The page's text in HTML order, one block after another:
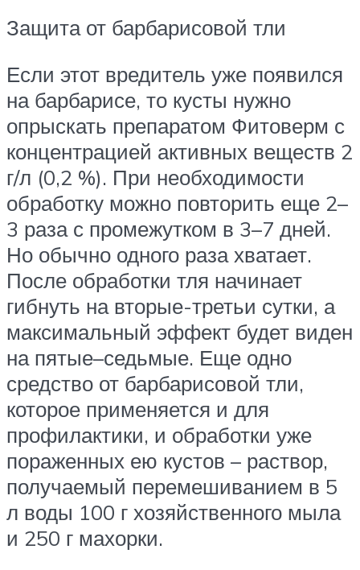
Защита от барбарисовой тли
Если этот вредитель уже появился
на барбарисе, то кусты нужно
опрыскать препаратом Фитоверм с
концентрацией активных веществ 2
г/л (0,2 %). При необходимости
обработку можно повторить еще 2–
3 раза с промежутком в 3–7 дней.
Но обычно одного раза хватает.
После обработки тля начинает
гибнуть на вторые-третьи сутки, а
максимальный эффект будет виден
на пятые–седьмые. Еще одно
средство от барбарисовой тли,
которое применяется и для
профилактики, и обработки уже
пораженных ею кустов – раствор,
получаемый перемешиванием в 5
л воды 100 г хозяйственного мыла
и 250 г махорки.